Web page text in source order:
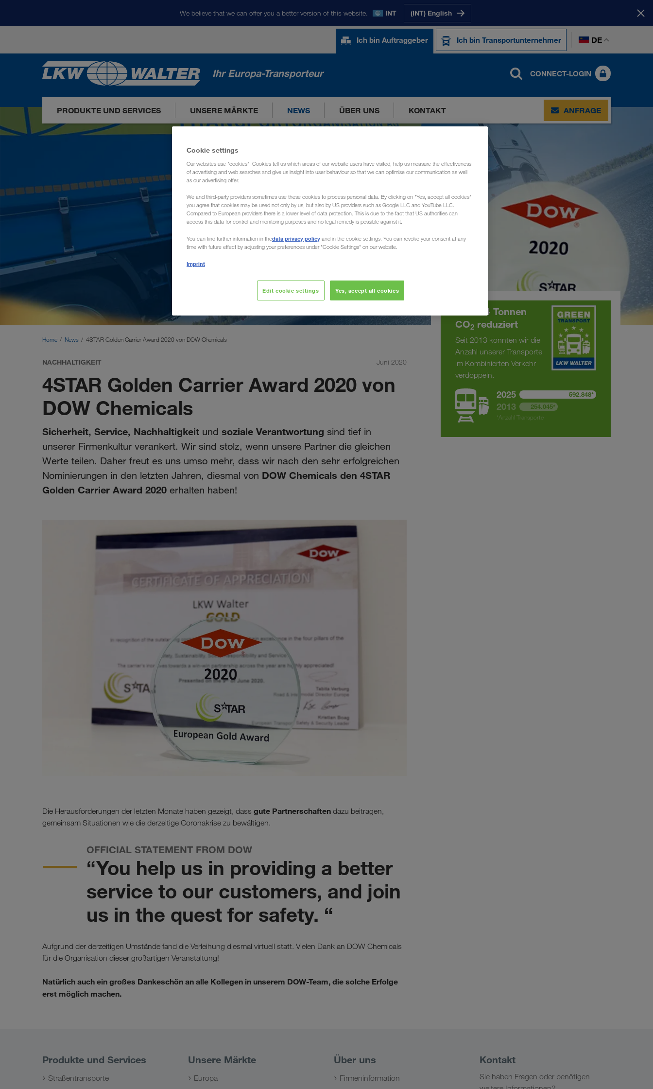
We believe that we can offer you a better version of this website. INT (INT) English
Ich bin Auftraggeber Ich bin Transportunternehmer DE
Ihr Europa-Transporteur CONNECT-LOGIN
PRODUKTE UND SERVICES UNSERE MÄRKTE NEWS ÜBER UNS KONTAKT ANFRAGE
Home News 4STAR Golden Carrier Award 2020 von DOW Chemicals
NACHHALTIGKEIT Juni 2020
4STAR Golden Carrier Award 2020 von
DOW Chemicals
Sicherheit, Service, Nachhaltigkeit und soziale Verantwortung sind tief in
unserer Firmenkultur verankert. Wir sind stolz, wenn unsere Partner die gleichen
Werte teilen. Daher freut es uns umso mehr, dass wir nach den sehr erfolgreichen
Nominierungen in den letzten Jahren, diesmal von DOW Chemicals den 4STAR
Golden Carrier Award 2020 erhalten haben!
Die Herausforderungen der letzten Monate haben gezeigt, dass gute Partnerschaften dazu beitragen,
gemeinsam Situationen wie die derzeitige Coronakrise zu bewältigen.
OFFICIAL STATEMENT FROM DOW
“You help us in providing a better
service to our customers, and join
us in the quest for safety. “
Aufgrund der derzeitigen Umstände fand die Verleihung diesmal virtuell statt. Vielen Dank an DOW Chemicals
für die Organisation dieser großartigen Veranstaltung!
Natürlich auch ein großes Dankeschön an alle Kollegen in unserem DOW-Team, die solche Erfolge
erst möglich machen.
375.294 Tonnen
CO2 reduziert
Seit 2013 konnten wir die
Anzahl unserer Transporte
im Kombinierten Verkehr
verdoppeln.
2025 592.848*
2013
254.045*
*Anzahl Transporte
Produkte und Services
Straßentransporte
Unsere Märkte
Europa
Über uns
Firmeninformation
Kontakt
Sie haben Fragen oder benötigen
Cookie settings
Our websites use "cookies". Cookies tell us which areas of our website users have visited, help us measure the effectiveness
of advertising and web searches and give us insight into user behaviour so that we can optimise our communication as well
as our advertising offer.
We and third-party providers sometimes use these cookies to process personal data. By clicking on "Yes, accept all cookies",
you agree that cookies may be used not only by us, but also by US providers such as Google LLC and YouTube LLC.
Compared to European providers there is a lower level of data protection. This is due to the fact that US authorities can
access this data for control and monitoring purposes and no legal remedy is possible against it.
You can find further information in thedata privacy policy and in the cookie settings. You can revoke your consent at any
time with future effect by adjusting your preferences under "Cookie Settings" on our website.
Imprint
Edit cookie settings Yes, accept all cookies